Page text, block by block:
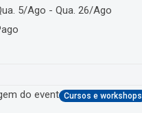
5/Ago - Qua. 26/Ago
Cursos e workshops